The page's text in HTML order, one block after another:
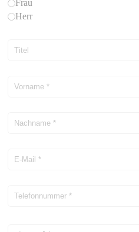
Frau
Herr